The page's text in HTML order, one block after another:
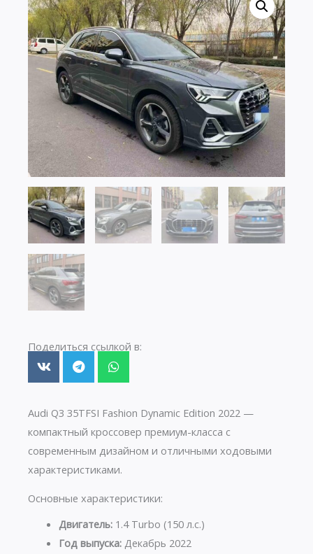
Поделиться ссылкой в:
Audi Q3 35TFSI Fashion Dynamic Edition 2022 —
компактный кроссовер премиум-класса с
современным дизайном и отличными ходовыми
характеристиками.
Основные характеристики:
Двигатель:1.4 Turbo (150 л.с.)
Год выпуска:Декабрь 2022